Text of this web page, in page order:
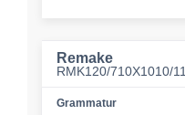
Remake
RMK120/710X1010/11
Grammatur